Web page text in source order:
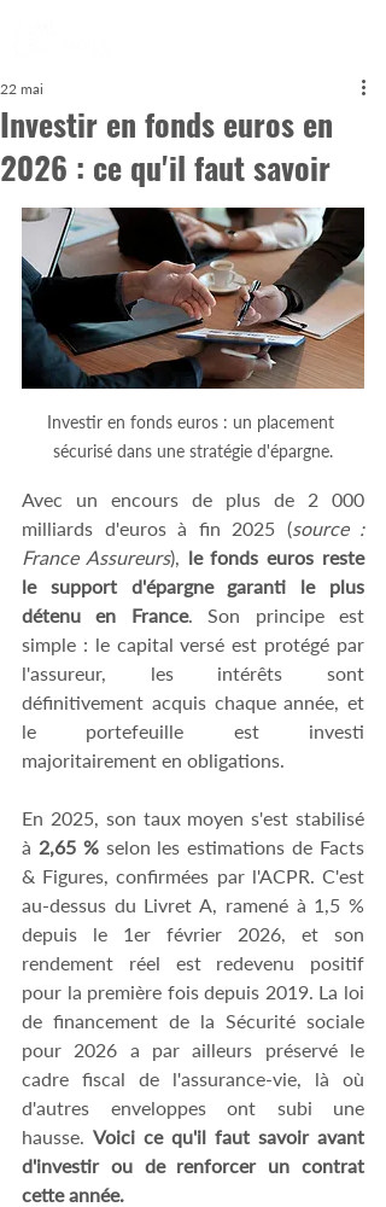
Investir en fonds euros en
2026 : ce qu'il faut savoir
22 mai
Investir en fonds euros : un placement
sécurisé dans une stratégie d'épargne.
Avec un encours de plus de 2 000
milliards d'euros à fin 2025 (source :
France Assureurs), le fonds euros reste
le support d'épargne garanti le plus
détenu en France. Son principe est
simple : le capital versé est protégé par
l'assureur, les intérêts sont
définitivement acquis chaque année, et
le portefeuille est investi
majoritairement en obligations.
En 2025, son taux moyen s'est stabilisé
à 2,65 % selon les estimations de Facts
& Figures, confirmées par l'ACPR. C'est
au-dessus du Livret A, ramené à 1,5 %
depuis le 1er février 2026, et son
rendement réel est redevenu positif
pour la première fois depuis 2019. La loi
de financement de la Sécurité sociale
pour 2026 a par ailleurs préservé le
cadre fiscal de l'assurance-vie, là où
d'autres enveloppes ont subi une
hausse. Voici ce qu'il faut savoir avant
d'investir ou de renforcer un contrat
cette année.